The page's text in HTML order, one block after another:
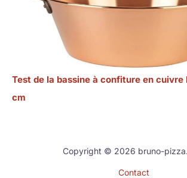
Test de la bassine à confiture en cuivre
cm
Copyright © 2026 bruno-
Contact